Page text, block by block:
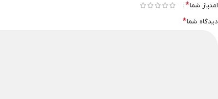
امتیاز شما*
دیدگاه شما*